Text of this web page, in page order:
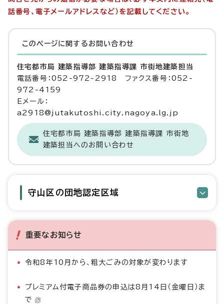
話番号、電子メールアドレスなど）を記載してください。
このページに関する お問い合わせ
住宅都市局 建築指導部 建築指導課 市街地建築担当
電話番号：052-972-2918 ファクス番号：052-
972-4159
Eメール：
a2918@jutakutoshi.city.nagoya.lg.jp
住宅都市局 建築指導部 建築指導課 市街地
建築担当へのお問い合わせ
守山区の団地認定区域
重要なお知らせ
令和8年10月から、粗大ごみの対象が変わります
プレミアム付電子商品券の申込は8月14日（金曜日）ま
で